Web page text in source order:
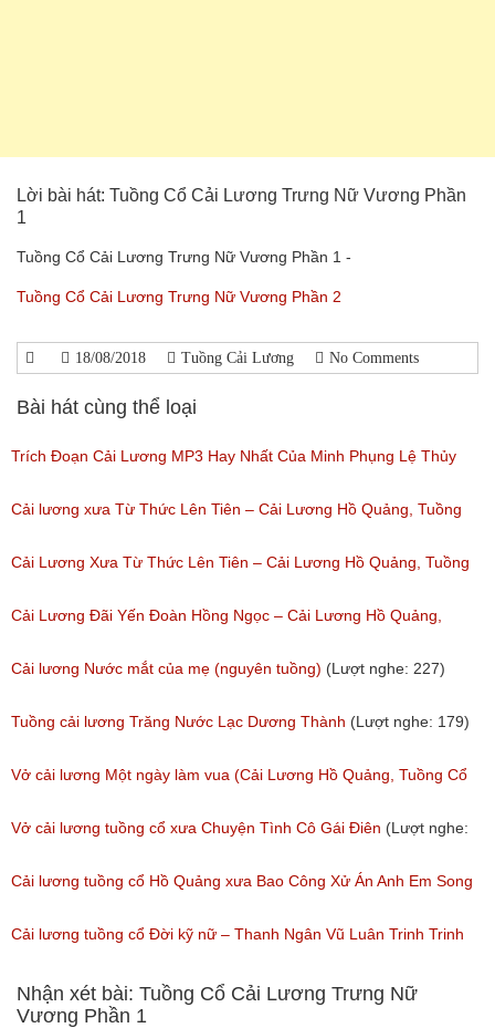
Lời bài hát: Tuồng Cổ Cải Lương Trưng Nữ Vương Phần
1
Tuồng Cổ Cải Lương Trưng Nữ Vương Phần 1 -
Tuồng Cổ Cải Lương Trưng Nữ Vương Phần 2
18/08/2018 Tuồng Cải Lương No Comments
Bài hát cùng thể loại
Trích Đoạn Cải Lương MP3 Hay Nhất Của Minh Phụng Lệ Thủy
Phần 1
(Lượt nghe: 11,533)
Cải lương xưa Từ Thức Lên Tiên – Cải Lương Hồ Quảng, Tuồng
Cổ
(Lượt nghe: 258)
Cải Lương Xưa Từ Thức Lên Tiên – Cải Lương Hồ Quảng, Tuồng
Cổ
(Lượt nghe: 505)
Cải Lương Đãi Yến Đoàn Hồng Ngọc – Cải Lương Hồ Quảng,
Tuồng Cổ
(Lượt nghe: 243)
Cải lương Nước mắt của mẹ (nguyên tuồng) (Lượt nghe: 227)
Tuồng cải lương Trăng Nước Lạc Dương Thành (Lượt nghe: 179)
Vở cải lương Một ngày làm vua (Cải Lương Hồ Quảng, Tuồng Cổ
Xưa)
(Lượt nghe: 216)
Vở cải lương tuồng cổ xưa Chuyện Tình Cô Gái Điên (Lượt nghe:
146)
Cải lương tuồng cổ Hồ Quảng xưa Bao Công Xử Án Anh Em Song
Sinh
(Lượt nghe: 228)
Cải lương tuồng cổ Đời kỹ nữ – Thanh Ngân Vũ Luân Trinh Trinh
Cải Lương Hồ Quảng
Nhận xét bài: Tuồng Cổ Cải Lương Trưng Nữ
Vương Phần 1